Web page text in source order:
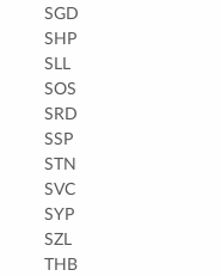
SGD
SHP
SLL
SOS
SRD
SSP
STN
SVC
SYP
SZL
THB